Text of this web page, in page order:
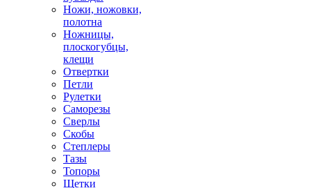
Ножи, ножовки,
полотна
Ножницы,
плоскогубцы,
клещи
Отвертки
Петли
Рулетки
Саморезы
Сверлы
Скобы
Степлеры
Тазы
Топоры
Щетки